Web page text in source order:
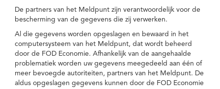
De partners van het Meldpunt zijn verantwoordelijk voor de
bescherming van de gegevens die zij verwerken.
Al die gegevens worden opgeslagen en bewaard in het
computersysteem van het Meldpunt, dat wordt beheerd
door de FOD Economie. Afhankelijk van de aangehaalde
problematiek worden uw gegevens meegedeeld aan één of
meer bevoegde autoriteiten, partners van het Meldpunt. De
aldus opgeslagen gegevens kunnen door de FOD Economie